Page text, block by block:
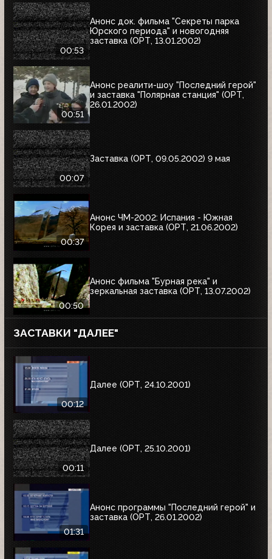
00:53
Анонс док. фильма "Секреты парка
Юрского периода" и новогодняя
заставка (ОРТ, 13.01.2002)
00:51
Анонс реалити-шоу "Последний герой"
и заставка "Полярная станция" (ОРТ,
26.01.2002)
00:07
Заставка (ОРТ, 09.05.2002) 9 мая
00:37
Анонс ЧМ-2002: Испания - Южная
Корея и заставка (ОРТ, 21.06.2002)
00:50
Анонс фильма "Бурная река" и
зеркальная заставка (ОРТ, 13.07.2002)
ЗАСТАВКИ "ДАЛЕЕ"
00:12
Далее (ОРТ, 24.10.2001)
00:11
Далее (ОРТ, 25.10.2001)
01:31
Анонс программы "Последний герой" и
заставка (ОРТ, 26.01.2002)